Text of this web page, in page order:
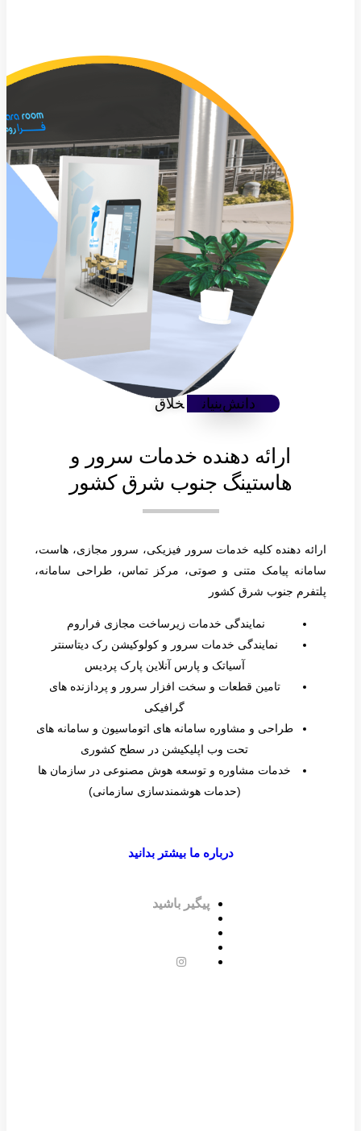
دانش‌بنیان خلاق
ارائه دهنده خدمات سرور و
هاستینگ جنوب شرق کشور
ارائه دهنده کلیه خدمات سرور فیزیکی، سرور مجازی، هاست،
سامانه پیامک متنی و صوتی، مرکز تماس، طراحی سامانه،
پلتفرم جنوب شرق کشور
نمایندگی خدمات زیرساخت مجازی فراروم
نمایندگی خدمات سرور و کولوکیشن رک دیتاسنتر
آسیاتک و پارس آنلاین پارک پردیس
تامین قطعات و سخت افزار سرور و پردازنده های
گرافیکی
طراحی و مشاوره سامانه های اتوماسیون و سامانه های
تحت وب اپلیکیشن در سطح کشوری
خدمات مشاوره و توسعه هوش مصنوعی در سازمان ها
(حدمات هوشمندسازی سازمانی)
درباره ما بیشتر بدانید
پیگیر باشید